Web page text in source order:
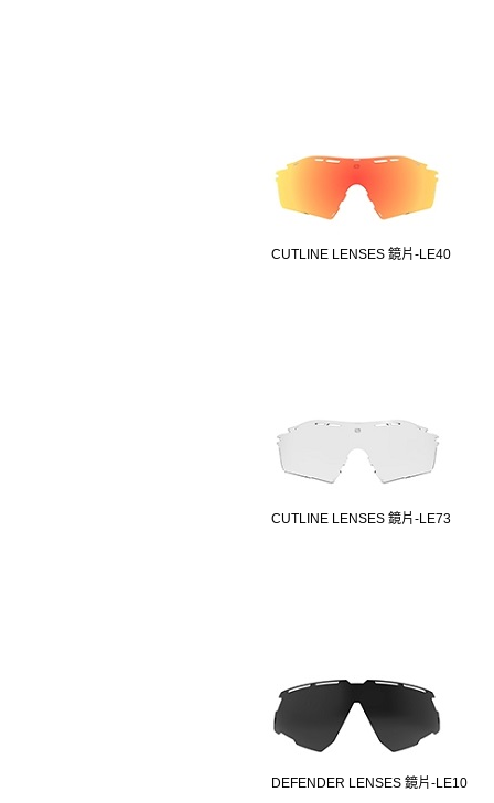
CUTLINE LENSES 鏡片-LE40
CUTLINE LENSES 鏡片-LE73
DEFENDER LENSES 鏡片-LE10